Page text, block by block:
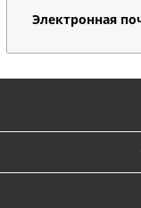
Электронная